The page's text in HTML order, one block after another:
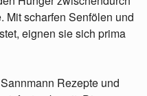
Mit scharfen Senfölen und
eignen sie sich prima
Rezepte und